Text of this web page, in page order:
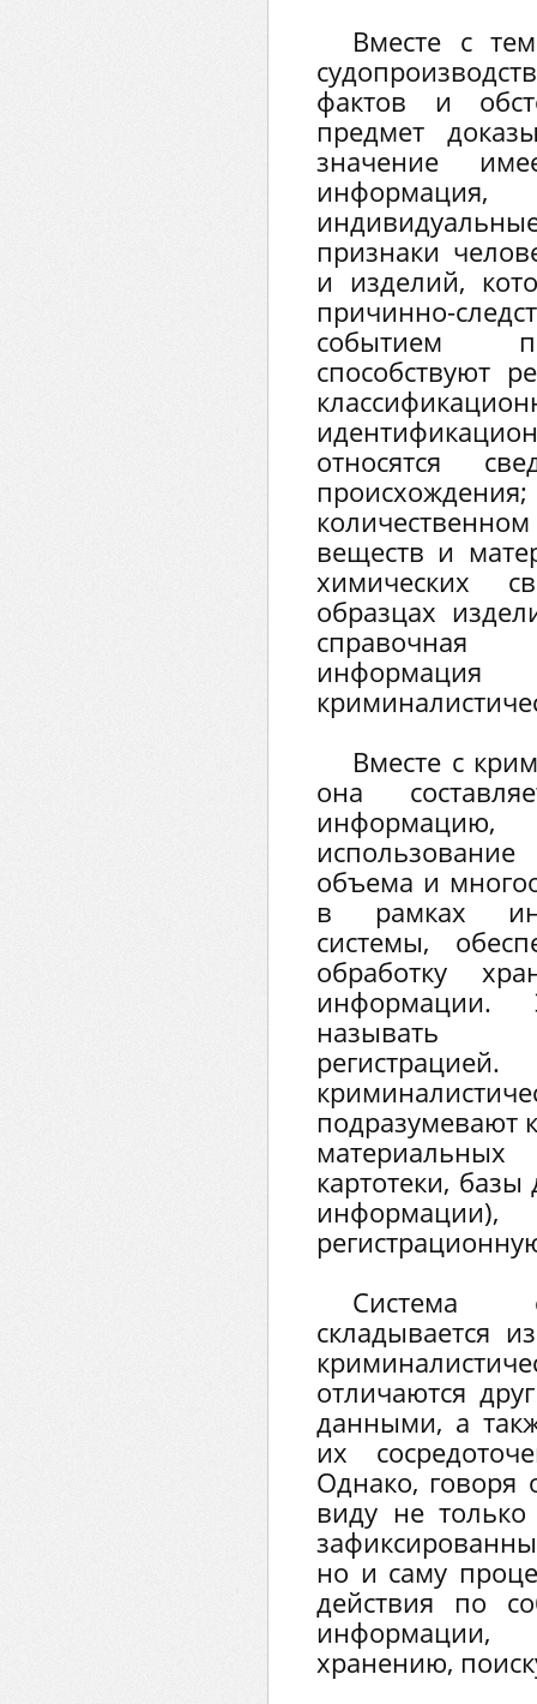
Вместе с
фактов и
предмет
значение
признаки
и изделий,
причинно-
событием
способствуют
относятся
веществ и
химических
образцах
информация
Вместе с
она
объема и
в рамках
системы,
обработку
информации.
называть
подразумевают
картотеки,
Система
складывается
отличаются
данными, а
их
Однако, говоря
виду не только
но и саму
действия по
информации,
хранению,